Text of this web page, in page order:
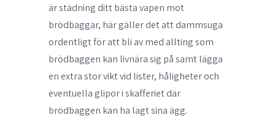
är städning ditt bästa vapen mot
brödbaggar, här gäller det att dammsuga
ordentligt för att bli av med allting som
brödbaggen kan livnära sig på samt lägga
en extra stor vikt vid lister, håligheter och
eventuella glipor i skafferiet där
brödbaggen kan ha lagt sina ägg.